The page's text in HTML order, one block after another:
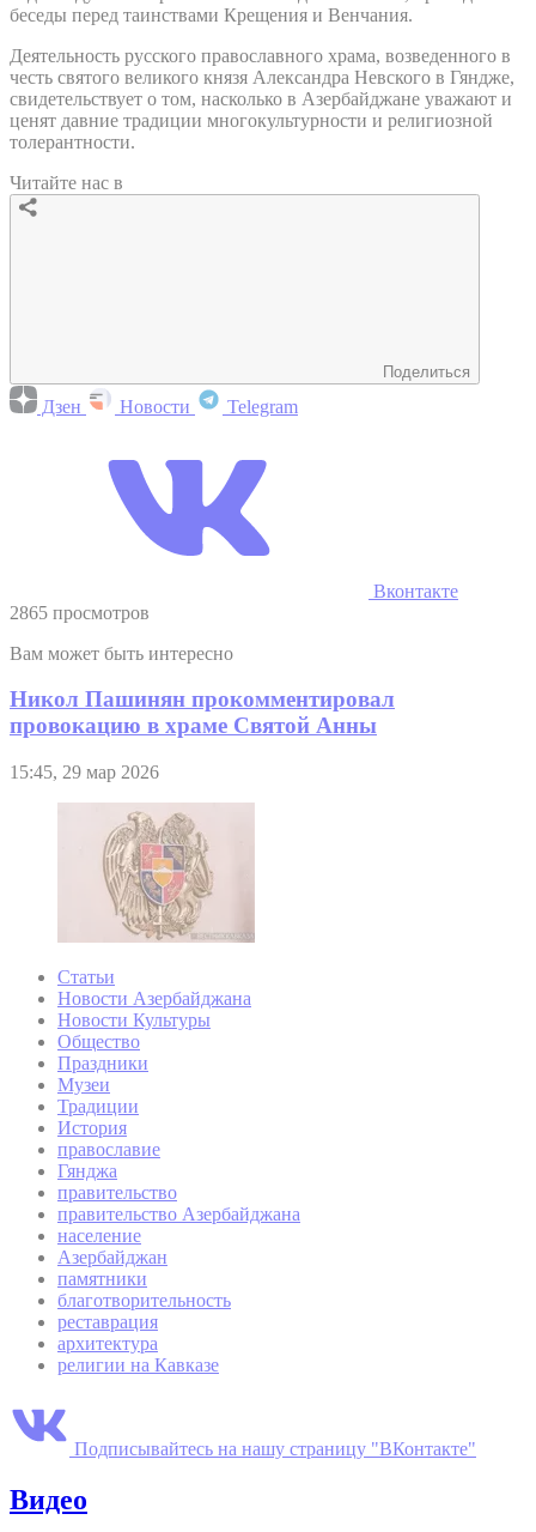
беседы перед таинствами Крещения и Венчания.
Деятельность русского православного храма, возведенного в
честь святого великого князя Александра Невского в Гяндже,
свидетельствует о том, насколько в Азербайджане уважают и
ценят давние традиции многокультурности и религиозной
толерантности.
Читайте нас в
Поделиться
Дзен Новости Telegram
Вконтакте
2865 просмотров
Вам может быть интересно
Никол Пашинян прокомментировал
провокацию в храме Святой Анны
15:45, 29 мар 2026
Статьи
Новости Азербайджана
Новости Культуры
Общество
Праздники
Музеи
Традиции
История
православие
Гянджа
правительство
правительство Азербайджана
население
Азербайджан
памятники
благотворительность
реставрация
архитектура
религии на Кавказе
Подписывайтесь на нашу страницу "ВКонтакте"
Видео